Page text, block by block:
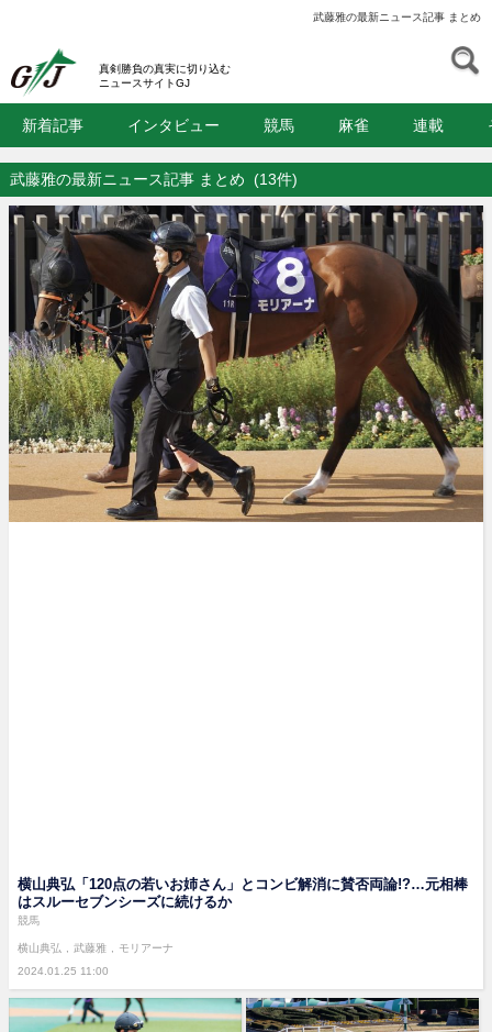
武藤雅の最新ニュース記事 まとめ
真剣勝負の真実に切り込む
ニュースサイトGJ
新着記事 インタビュー 競馬 麻雀 連載
武藤雅の最新ニュース記事 まとめ (13件)
横山典弘「120点の若いお姉さん」とコンビ解消に賛否両論!?…元相棒
はスルーセブンシーズに続けるか
2024.01.25 11:00
競馬
横山典弘 武藤雅 モリアーナ